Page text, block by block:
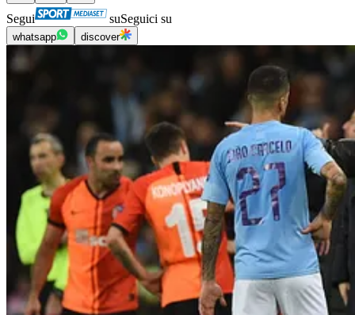
Segui suSeguici su
whatsapp discover